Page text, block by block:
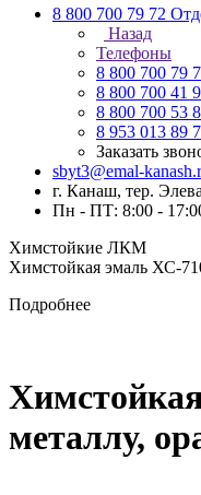
8 800 700 79 72
Назад
Телефоны
8 800 700 79
8 800 700 41
8 800 700 53
8 953 013 89
Заказать
sbyt3@emal-
г. Канаш, тер.
Пн - ПТ: 8:00 -
Химстойкие ЛКМ
Химстойкая эмаль ХС-
Подробнее
металлу,